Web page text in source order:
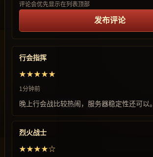
评论会优先显示在列表顶部
发布评论
行会指挥
★★★★★
1分钟前
晚上行会战比较热闹，服务器稳定性还可以。
烈火战士
★★★★☆